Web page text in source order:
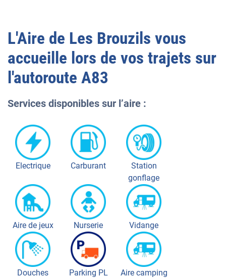
L'Aire de Les Brouzils vous
accueille lors de vos trajets sur
l'autoroute A83
Services disponibles sur l’aire :
Electrique Carburant
Station
gonflage
Aire de jeux Nurserie Vidange
Douches Parking PL
Aire camping